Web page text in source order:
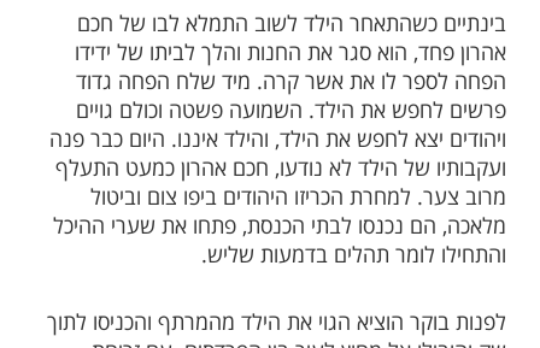
בנו שהיה אז בן עשר שנים, הגוי הביט בפני
וראה את כתם החן במצחו, מיד דבקה בו
שאם יצליח לקבור את הילד הזה חי הוא
מטמון. הוא ביקש מחכם אהרון שלוש שישלח
כדי שיעזור לו להביא את שאר התכשיטים
בביתו ורק אח''כ ישלימו את העסקה.
שרכש את אהבתם והערכתם המלאה של
ובכללם הפחה הטורקי, לא חשש לשלוח את